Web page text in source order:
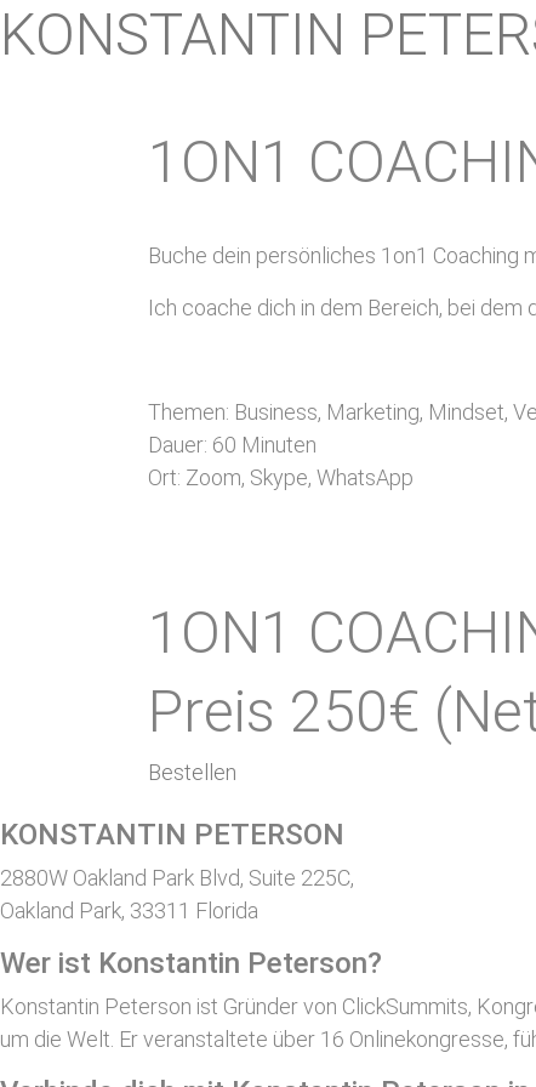
KONSTANTIN
1ON1
Buche dein persönliches 1on1 Coaching
Ich coache dich in dem Bereich, bei
Themen: Business, Marketing, Mindset,
Dauer: 60 Minuten
Ort: Zoom, Skype, WhatsApp
1ON1
Preis 250€
Bestellen
KONSTANTIN PETERSON
2880W Oakland Park Blvd, Suite 225C,
Oakland Park, 33311 Florida
Wer ist Konstantin Peterson?
Konstantin Peterson ist Gründer von ClickSummits,
um die Welt. Er veranstaltete über 16 Onlinekongresse,